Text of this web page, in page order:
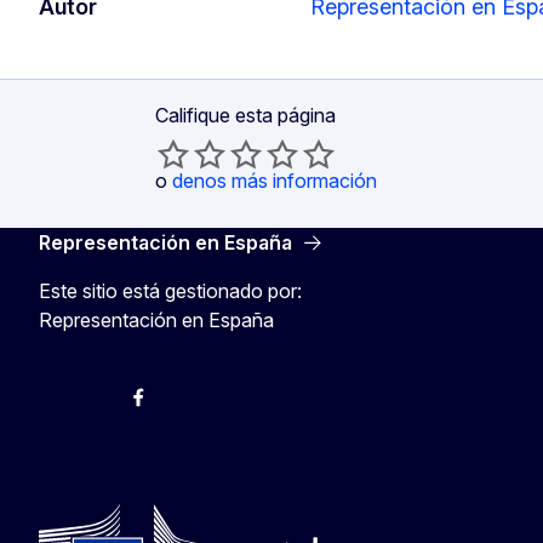
Autor Representación en
Califique esta página
o denos más información
Representación en España
Este sitio está gestionado por:
Representación en España
@ComisionEuropea
Espacio Europa
Comisión Europea en España